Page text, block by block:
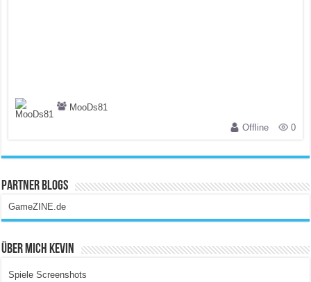
MooDs81
Offline
0
Partner Blogs
GameZINE.de
Über Mich Kevin
Spiele Screenshots